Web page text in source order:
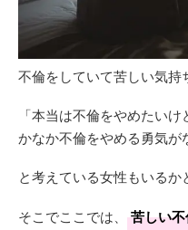
不倫をしていて苦しい気持
「本当は不倫をやめたい
かなか不倫をやめる勇気が
と考えている女性もいるか
そこでここでは、
苦しい